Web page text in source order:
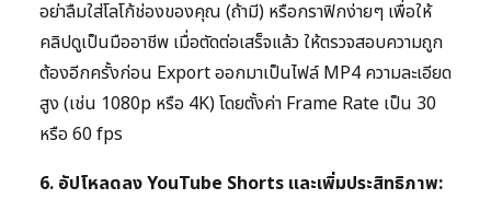
อย่าลืมใส่โลโก้ช่องของคุณ (ถ้ามี) หรือกราฟิกง่ายๆ เพื่อให้
คลิปดูเป็นมืออาชีพ เมื่อตัดต่อเสร็จแล้ว ให้ตรวจสอบความถูก
ต้องอีกครั้งก่อน Export ออกมาเป็นไฟล์ MP4 ความละเอียด
สูง (เช่น 1080p หรือ 4K) โดยตั้งค่า Frame Rate เป็น 30
หรือ 60 fps
6. อัปโหลดลง YouTube Shorts และเพิ่มประสิทธิภาพ: